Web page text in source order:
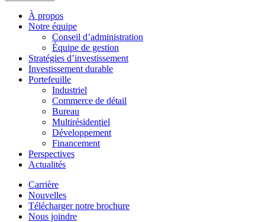
À propos
Notre équipe
Conseil d’administration
Équipe de gestion
Stratégies d’investissement
Investissement durable
Portefeuille
Industriel
Commerce de détail
Bureau
Multirésidentiel
Développement
Financement
Perspectives
Actualités
Carrière
Nouvelles
Télécharger notre brochure
Nous joindre